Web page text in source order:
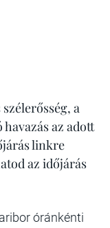
a
az adott
linkre
az időjárás
óránkénti